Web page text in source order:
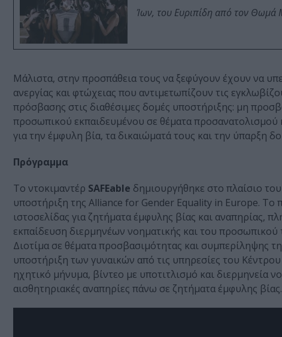
Ίων, του Ευριπίδη από τον
Μάλιστα, στην προσπάθεια τους να ξεφύγουν έχουν να
ανεργίας και φτώχειας που αντιμετωπίζουν τις
πρόσβασης στις διαθέσιμες δομές υποστήριξης: μη
προσωπικού εκπαιδευμένου σε θέματα προσανατολισμού
για την έμφυλη βία, τα δικαιώματά τους και την ύπαρξη
Πρόγραμμα
Το ντοκιμαντέρ SAFEable δημιουργήθηκε στο πλαίσιο
υποστήριξη της Alliance for Gender Equality in Europe. Το
ιστοσελίδας για ζητήματα έμφυλης βίας και αναπηρίας,
εκπαίδευση διερμηνέων νοηματικής και του
Διοτίμα σε θέματα προσβασιμότητας και συμπερίληψης
υποστήριξη των γυναικών από τις υπηρεσίες του
ηχητικό μήνυμα, βίντεο με υποτιτλισμό και διερμηνεία
αισθητηριακές αναπηρίες πάνω σε ζητήματα έμφυλης βίας.